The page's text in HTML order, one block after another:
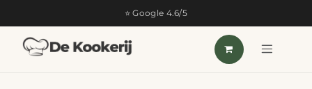
⭐ Google 4.6/5